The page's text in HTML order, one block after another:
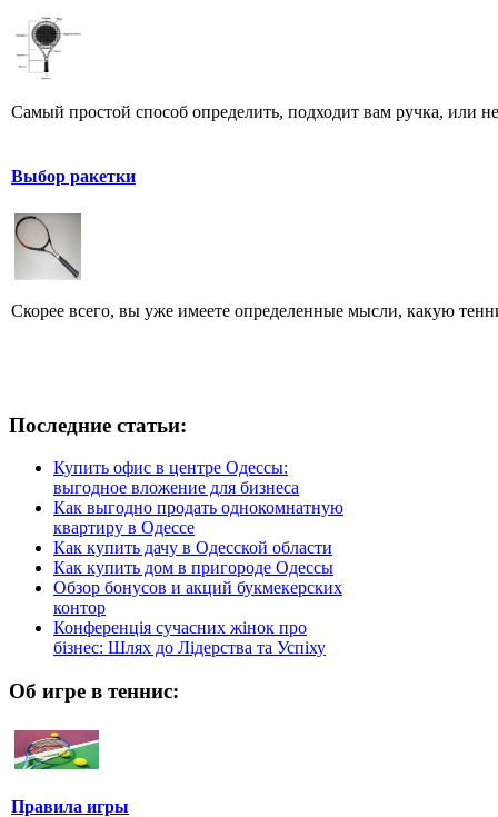
Самый простой способ определить, подходит вам ручка, или
Выбор ракетки
Скорее всего, вы уже имеете определенные мысли, какую
Последние статьи:
Купить офис в центре Одессы:
выгодное вложение для бизнеса
Как выгодно продать однокомнатную
квартиру в Одессе
Как купить дачу в Одесской области
Как купить дом в пригороде Одессы
Обзор бонусов и акций букмекерских
контор
Конференція сучасних жінок про
бізнес: Шлях до Лідерства та Успіху
Об игре в теннис:
Правила игры